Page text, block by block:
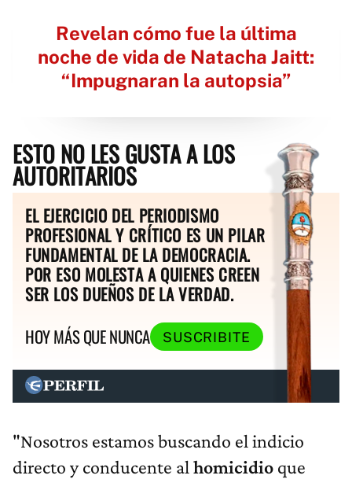
Revelan cómo fue la última
noche de vida de Natacha Jaitt:
“Impugnaran la autopsia”
ESTO NO LES GUSTA A LOS
AUTORITARIOS
EL EJERCICIO DEL PERIODISMO
PROFESIONAL Y CRÍTICO ES UN PILAR
FUNDAMENTAL DE LA DEMOCRACIA.
POR ESO MOLESTA A QUIENES CREEN
SER LOS DUEÑOS DE LA VERDAD.
HOY MÁS QUE NUNCA
SUSCRIBITE
"Nosotros estamos buscando el indicio
directo y conducente al homicidio que